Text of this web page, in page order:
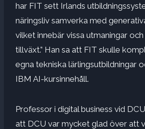
har FIT sett Irlands
näringsliv samverka med
vilket innebär vissa utmaningar
tillväxt.” Han sa att FIT skulle
egna tekniska lärlingsutbildningar
IBM AI-kursinnehåll.
Professor i digital business vid
att DCU var mycket glad över att